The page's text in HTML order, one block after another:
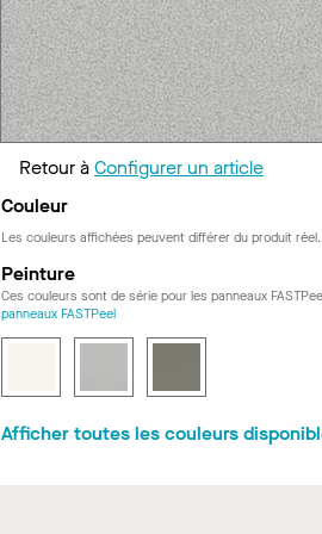
Retour àConfigurer un article
Couleur
Les couleurs affichées peuvent différer du produit réel.
Peinture
Ces couleurs sont de série pour les panneaux
panneaux FASTPeel
Afficher toutes les couleurs